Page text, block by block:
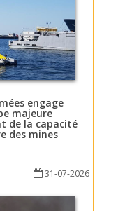
engage
majeure
de la capacité
des mines
31-07-2026